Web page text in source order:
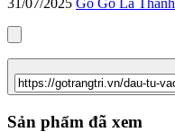
31/07/2025 Gỗ Gỗ La Thành
Sản phẩm đã xem